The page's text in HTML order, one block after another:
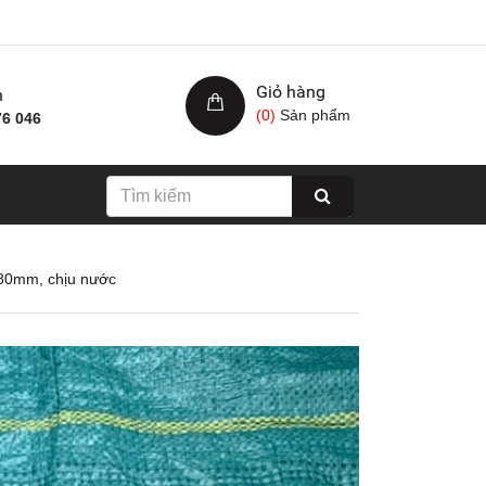
046
Giỏ hàng
(0) Sản phẩm
chịu nước
Nhám xốp hạ cam, kích